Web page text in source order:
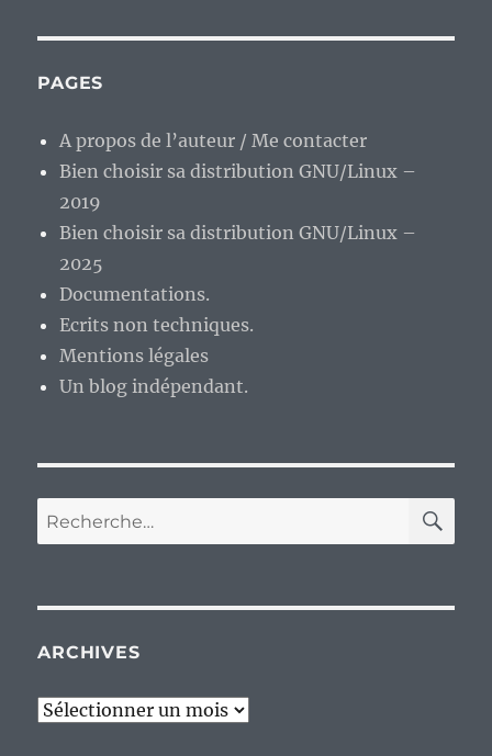
PAGES
A propos de l’auteur / Me contacter
Bien choisir sa distribution GNU/Linux –
2019
Bien choisir sa distribution GNU/Linux –
2025
Documentations.
Ecrits non techniques.
Mentions légales
Un blog indépendant.
Recherche
pour :
ARCHIVES
Archives